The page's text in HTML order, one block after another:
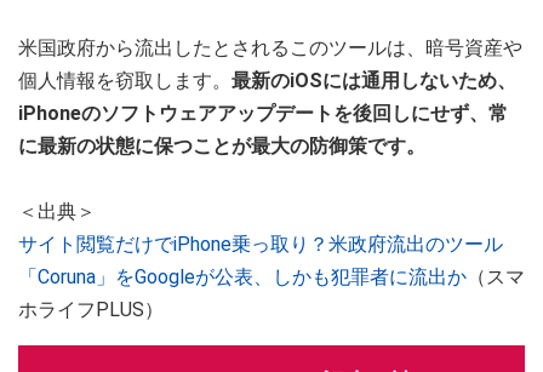
米国政府から流出したとされるこのツールは、暗号資産や
個人情報を窃取します。 最新のiOSには通用しないため、
iPhoneのソフトウェアアップデートを後回しにせず、常
に最新の状態に保つことが最大の防御策です。
＜出典＞
サイト閲覧だけでiPhone乗っ取り？米政府流出のツール
「Coruna」をGoogleが公表、しかも犯罪者に流出か （スマ
ホライフPLUS）